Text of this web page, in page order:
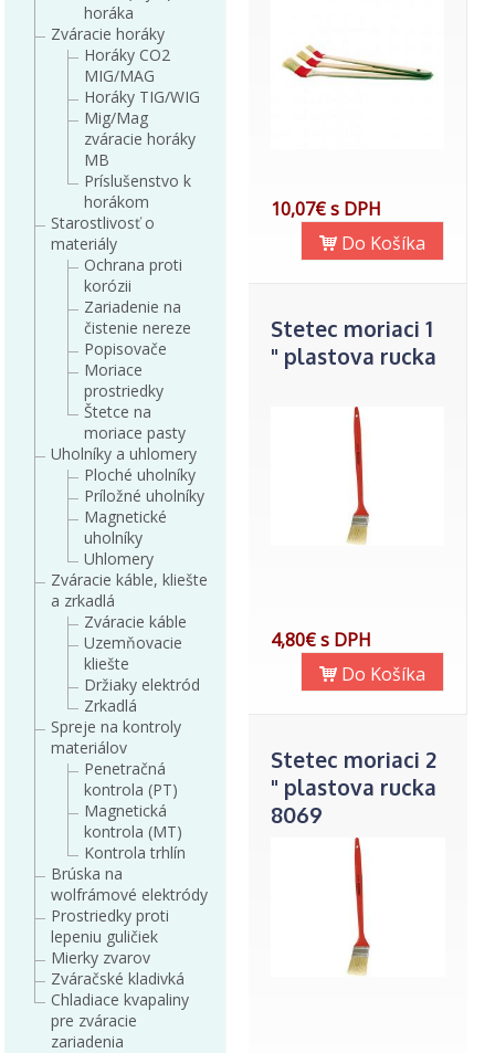
horáka
Zváracie horáky
Horáky CO2
MIG/MAG
Horáky TIG/WIG
Mig/Mag
zváracie horáky
MB
Príslušenstvo k
horákom
Starostlivosť o
materiály
Ochrana proti
korózii
Zariadenie na
čistenie nereze
Popisovače
Moriace
prostriedky
Štetce na
moriace pasty
Uholníky a uhlomery
Ploché uholníky
Príložné uholníky
Magnetické
uholníky
Uhlomery
Zváracie káble, kliešte
a zrkadlá
Zváracie káble
Uzemňovacie
kliešte
Držiaky elektród
Zrkadlá
Spreje na kontroly
materiálov
Penetračná
kontrola (PT)
Magnetická
kontrola (MT)
Kontrola trhlín
Brúska na
wolfrámové elektródy
Prostriedky proti
lepeniu guličiek
Mierky zvarov
Zváračské kladivká
Chladiace kvapaliny
pre zváracie
zariadenia
10,07€ s DPH
Do Košíka
Stetec moriaci 1
" plastova rucka
4,80€ s DPH
Do Košíka
Stetec moriaci 2
" plastova rucka
8069